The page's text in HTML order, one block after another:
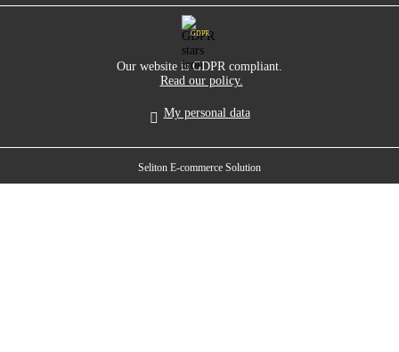
GDPR
Our website is GDPR compliant.
Read our policy.
My personal data
Seliton E-commerce Solution